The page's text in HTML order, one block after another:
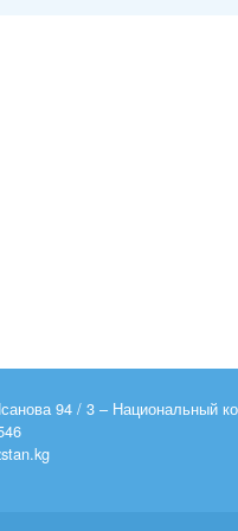
94 / 3 – Национальный